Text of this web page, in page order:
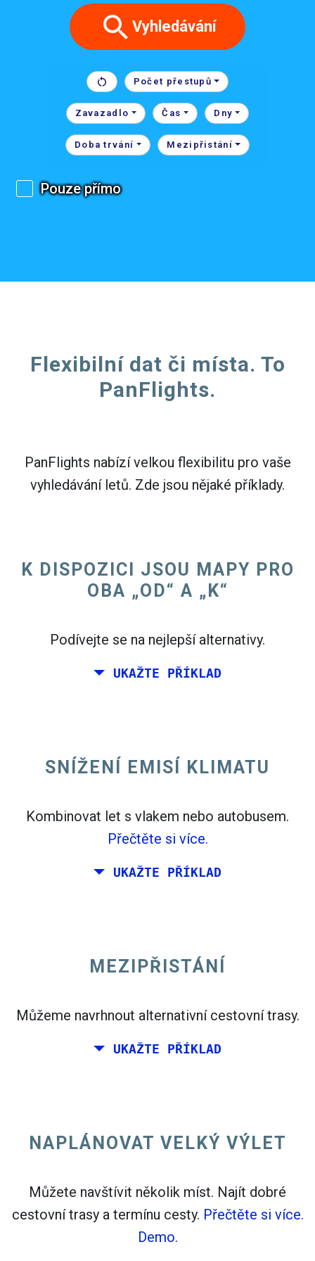
Vyhledávání
Počet přestupů
Zavazadlo Čas Dny
Doba trvání Mezipřistání
Pouze přímo
Flexibilní dat či místa. To
PanFlights.
PanFlights nabízí velkou flexibilitu pro vaše
vyhledávání letů. Zde jsou nějaké příklady.
K DISPOZICI JSOU MAPY PRO
OBA „OD“ A „K“
Podívejte se na nejlepší alternativy.
UKAŽTE PŘÍKLAD
Zkuste to
SNÍŽENÍ EMISÍ KLIMATU
Kombinovat let s vlakem nebo autobusem.
Přečtěte si více.
UKAŽTE PŘÍKLAD
Vyberte přesná data proZpáteční let nebo
Vyberte CO2třídění
MEZIPŘISTÁNÍ
Můžeme navrhnout alternativní cestovní trasy.
UKAŽTE PŘÍKLAD
NAPLÁNOVAT VELKÝ VÝLET
Můžete navštívit několik míst. Najít dobré
cestovní trasy a termínu cesty. Přečtěte si více.
Demo.